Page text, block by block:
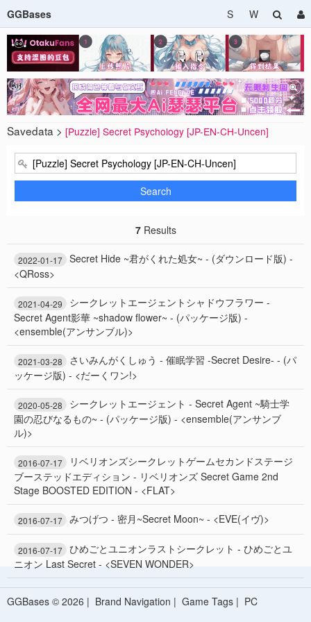
GGBases S W
Savedata > [Puzzle] Secret Psychology [JP-EN-CH-Uncen]
Search
7Results
2022-01-17 Secret Hide ~君がくれた処女~ - (ダウンロード版) -
<QRoss>
2021-04-29
シークレットエージェントシャドウフラワー -
Secret Agent影華 ~shadow flower~ - (パッケージ版) -
<ensemble(アンサンブル)>
2021-03-28
さいみんがくしゅう - 催眠学習 -Secret Desire- - (パ
ッケージ版) - <だーくワン!>
2020-05-28
シークレットエージェント - Secret Agent ~騎士学
園の忍びなるもの~ - (パッケージ版) - <ensemble(アンサンブ
ル)>
2016-07-17
リベリオンズシークレットゲームセカンドステージ
ブーステッドエディション - リベリオンズ Secret Game 2nd
Stage BOOSTED EDITION - <FLAT>
2016-07-17 みつげつ - 密月~Secret Moon~ - <EVE(イヴ)>
2016-07-17 ひめごとユニオンラストシークレット - ひめごとユ
ニオン Last Secret - <SEVEN WONDER>
GGBases © 2026 | Brand Navigation | Game Tags | PC